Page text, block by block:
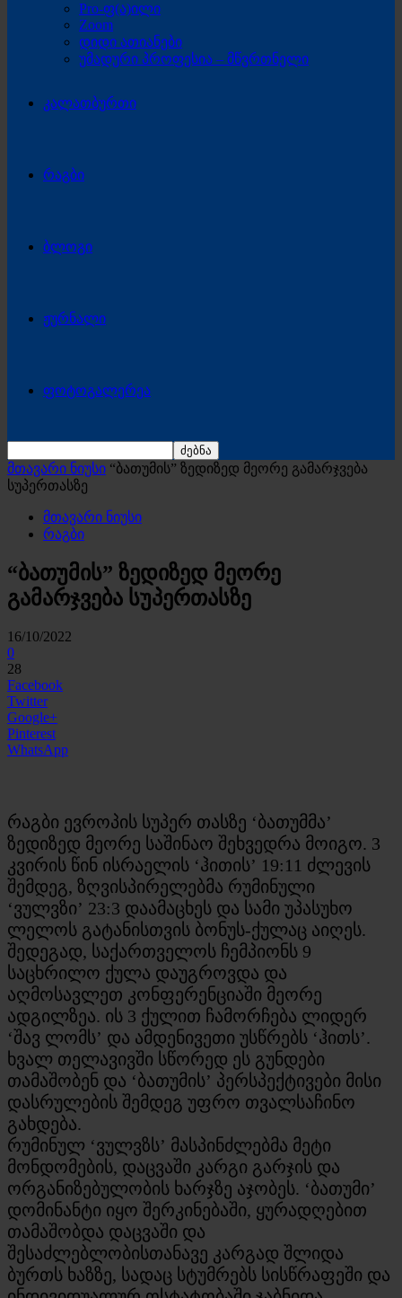
Pro-ფ(ა)ილი
Zoom
დიდი ათიანები
უმადური პროფესია – მწვრთნელი
კალათბურთი
რაგბი
ბლოგი
ჟურნალი
ფოტოგალერეა
მთავარი ნიუსი “ბათუმის” ზედიზედ მეორე გამარჯვება
სუპერთასზე
მთავარი ნიუსი
რაგბი
“ბათუმის” ზედიზედ მეორე
გამარჯვება სუპერთასზე
16/10/2022
0
28
Facebook
Twitter
Google+
Pinterest
WhatsApp
რაგბი ევროპის სუპერ თასზე ‘ბათუმმა’
ზედიზედ მეორე საშინაო შეხვედრა მოიგო. 3
კვირის წინ ისრაელის ‘ჰითის’ 19:11 ძლევის
შემდეგ, ზღვისპირელებმა რუმინული
‘ვულვზი’ 23:3 დაამაცხეს და სამი უპასუხო
ლელოს გატანისთვის ბონუს-ქულაც აიღეს.
შედეგად, საქართველოს ჩემპიონს 9
საცხრილო ქულა დაუგროვდა და
აღმოსავლეთ კონფერენციაში მეორე
ადგილზეა. ის 3 ქულით ჩამორჩება ლიდერ
‘შავ ლომს’ და ამდენივეთი უსწრებს ‘ჰითს’.
ხვალ თელავივში სწორედ ეს გუნდები
თამაშობენ და ‘ბათუმის’ პერსპექტივები მისი
დასრულების შემდეგ უფრო თვალსაჩინო
გახდება.
რუმინულ ‘ვულვზს’ მასპინძლებმა მეტი
მონდომების, დაცვაში კარგი გარჯის და
ორგანიზებულობის ხარჯზე აჯობეს. ‘ბათუმი’
დომინანტი იყო შერკინებაში, ყურადღებით
თამაშობდა დაცვაში და
შესაძლებლობისთანავე კარგად შლიდა
ბურთს ხაზზე, სადაც სტუმრებს სისწრაფეში და